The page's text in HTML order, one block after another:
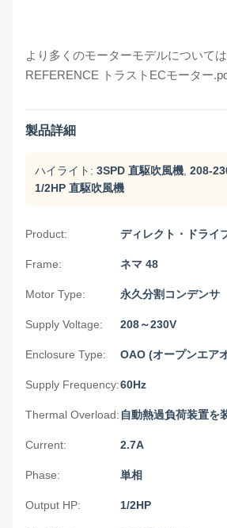
より多くのモーターモデルについては
REFERENCE トラストECモーター
製品詳細
ハイライト: 3SPD 直駆吹風機 208-
1/2HP 直駆吹風機
Product: ディレクト・ドライ
Frame: ネマ 48
Motor Type: 永久分割コンデンサ
Supply Voltage: 208～230V
Enclosure Type: OAO (オープンエア
Supply Frequency:60Hz
Thermal Overload: 自動熱過負荷装置を
Current: 2.7A
Phase: 単相
Output HP: 1/2HP